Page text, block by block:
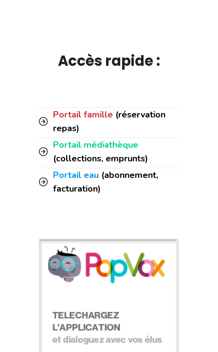
Accès rapide :
Portail famille (réservation
repas)
Portail médiathèque
(collections, emprunts)
Portail eau (abonnement,
facturation)